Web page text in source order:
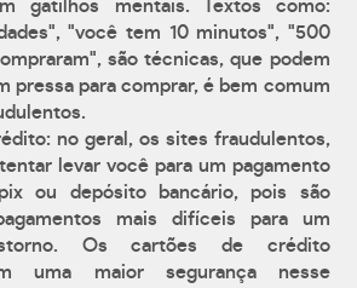
gatilhos mentais. Textos como:
"você tem 10 minutos", "500
são técnicas, que podem
pressa para comprar, é bem comum
no geral, os sites fraudulentos,
levar você para um pagamento
ou depósito bancário, pois são
mais difíceis para um
Os cartões de crédito
uma maior segurança nesse